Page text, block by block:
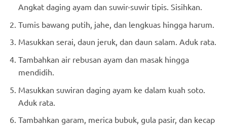
Angkat daging ayam dan suwir-suwir tipis. Sisihkan.
Tumis bawang putih, jahe, dan lengkuas hingga harum.
Masukkan serai, daun jeruk, dan daun salam. Aduk rata.
Tambahkan air rebusan ayam dan masak hingga
mendidih.
Masukkan suwiran daging ayam ke dalam kuah soto.
Aduk rata.
Tambahkan garam, merica bubuk, gula pasir, dan kecap